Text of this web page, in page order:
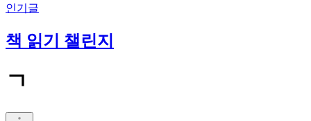
인기글
책 읽기 챌린지
ㄱ